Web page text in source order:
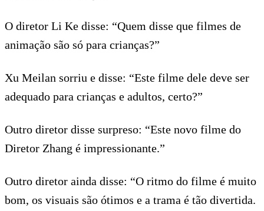
O diretor Li Ke disse: “Quem disse que filmes de
animação são só para crianças?”
Xu Meilan sorriu e disse: “Este filme dele deve ser
adequado para crianças e adultos, certo?”
Outro diretor disse surpreso: “Este novo filme do
Diretor Zhang é impressionante.”
Outro diretor ainda disse: “O ritmo do filme é muito
bom, os visuais são ótimos e a trama é tão divertida.